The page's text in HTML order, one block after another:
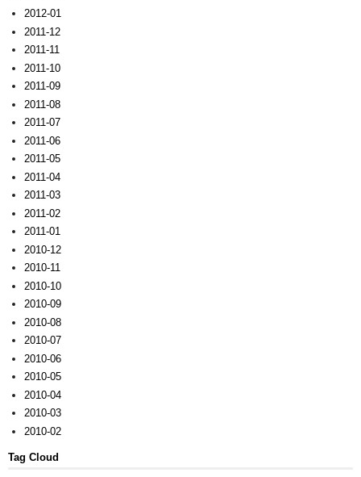
2012-01
2011-12
2011-11
2011-10
2011-09
2011-08
2011-07
2011-06
2011-05
2011-04
2011-03
2011-02
2011-01
2010-12
2010-11
2010-10
2010-09
2010-08
2010-07
2010-06
2010-05
2010-04
2010-03
2010-02
Tag Cloud